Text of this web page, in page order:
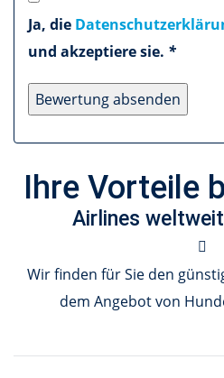
Ja, die
und akzeptiere sie. *
Ihre Vorteile
Airlines
Wir finden für Sie den
dem Angebot von